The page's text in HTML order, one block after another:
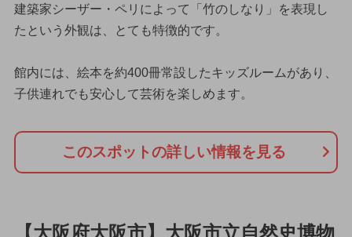
建築家シーザー・ペリによって「竹のしなり」を表現し
たという外観は、とても特徴的です。
館内には、絵本を約400冊常設したキッズルームがあり、
子供連れでも安心して芸術を楽しめます。
このスポットの詳しい情報を見る